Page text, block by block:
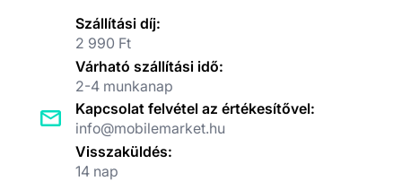
Szállítási díj:
2 990 Ft
Várható szállítási idő:
2-4 munkanap
Kapcsolat felvétel az értékesítővel:
info@mobilemarket.hu
Visszaküldés:
14 nap